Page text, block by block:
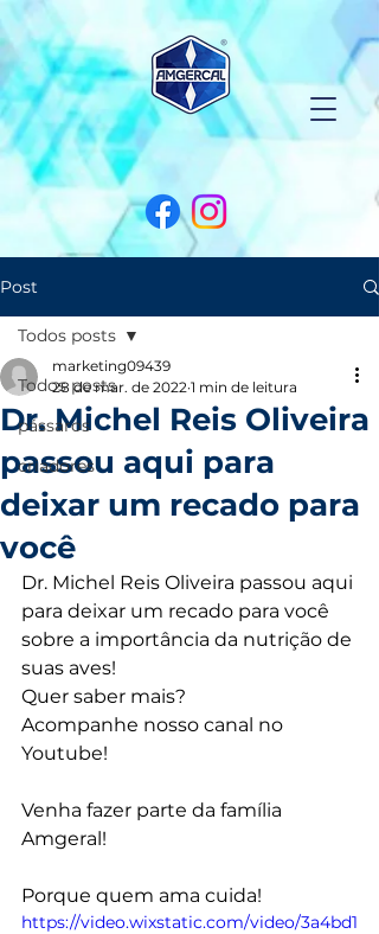
Post
Todos posts
pássaros
criadores
Todos posts
Dr. Michel Reis Oliveira
passou aqui para
deixar um recado para
você
marketing09439
28 de mar. de 2022 1 min de leitura
Dr. Michel Reis Oliveira passou aqui
para deixar um recado para você
sobre a importância da nutrição de
suas aves!
Quer saber mais?
Acompanhe nosso canal no
Youtube!
Venha fazer parte da família
Amgeral!
Porque quem ama cuida!
https://video.wixstatic.com/video/3a4bd1